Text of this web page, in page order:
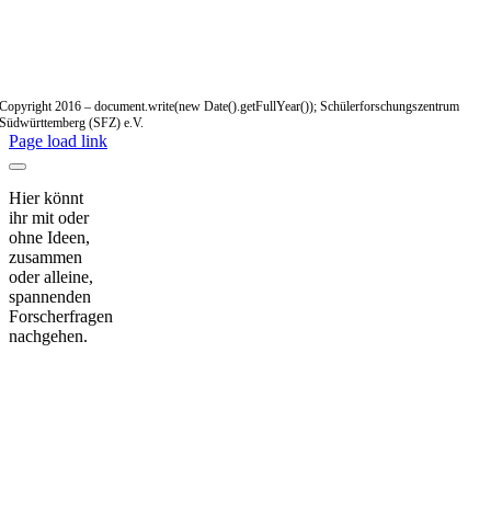
Copyright 2016 – document.write(new Date().getFullYear()); Schülerforschungszentrum
Südwürttemberg (SFZ) e.V.
Page load link
Hier könnt
ihr mit oder
ohne Ideen,
zusammen
oder alleine,
spannenden
Forscherfragen
nachgehen.